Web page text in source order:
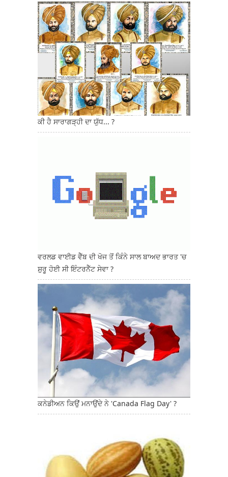
ਕੀ ਹੈ ਸਾਰਾਗੜ੍ਹੀ ਦਾ ਯੁੱਧ... ?
ਵਰਲਡ ਵਾਈਡ ਵੈੱਬ ਦੀ ਖੋਜ ਤੋਂ ਕਿੰਨੇ ਸਾਲ ਬਾਅਦ ਭਾਰਤ 'ਚ
ਸ਼ੁਰੂ ਹੋਈ ਸੀ ਇੰਟਰਨੈੱਟ ਸੇਵਾ ?
ਕਨੇਡੀਅਨ ਕਿਉਂ ਮਨਾਉਂਦੇ ਨੇ 'Canada Flag Day' ?